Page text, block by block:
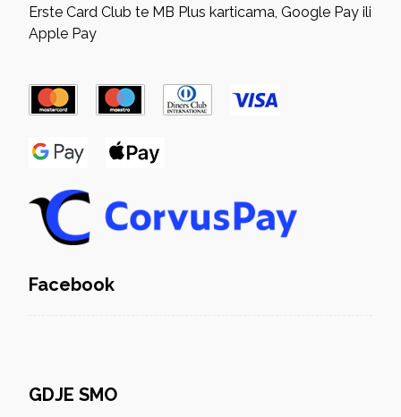
Erste Card Club te MB Plus karticama, Google Pay ili
Apple Pay
Facebook
GDJE SMO